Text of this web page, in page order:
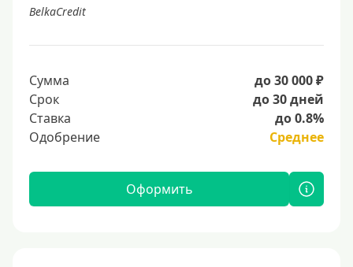
BelkaCredit
Сумма
до 30 000 ₽
Срок
до 30 дней
Ставка
до 0.8%
Одобрение
Среднее
Оформить